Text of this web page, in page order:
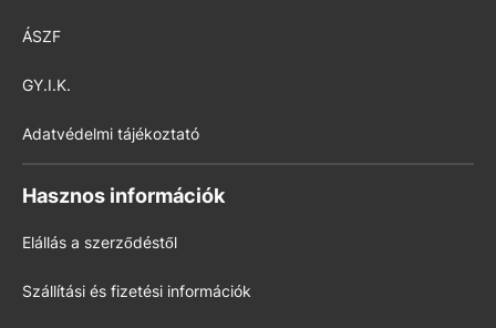
ÁSZF
GY.I.K.
Adatvédelmi tájékoztató
Hasznos információk
Elállás a szerződéstől
Szállítási és fizetési információk